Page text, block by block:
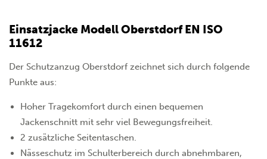
Einsatzjacke Modell Oberstdorf EN ISO
11612
Der Schutzanzug Oberstdorf zeichnet sich durch folgende
Punkte aus:
Hoher Tragekomfort durch einen bequemen
Jackenschnitt mit sehr viel Bewegungsfreiheit.
2 zusätzliche Seitentaschen.
Nässeschutz im Schulterbereich durch abnehmbaren,